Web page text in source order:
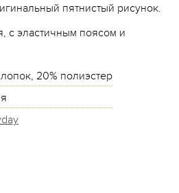
пятнистый рисунок.
с эластичным поясом и
20% полиэстер